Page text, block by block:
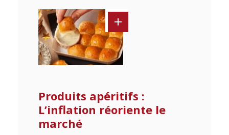
Produits apéritifs :
L’inflation réoriente le
marché